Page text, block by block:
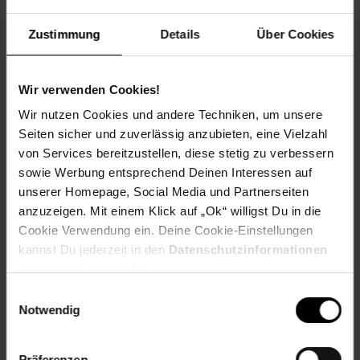
Zustimmung Details Über Cookies
Wir verwenden Cookies!
Wir nutzen Cookies und andere Techniken, um unsere
Seiten sicher und zuverlässig anzubieten, eine Vielzahl
von Services bereitzustellen, diese stetig zu verbessern
sowie Werbung entsprechend Deinen Interessen auf
unserer Homepage, Social Media und Partnerseiten
anzuzeigen. Mit einem Klick auf „Ok“ willigst Du in die
Cookie Verwendung ein. Deine Cookie-Einstellungen
kannst Du jederzeit in den Datenschutzinformationen
Notwendig
Französischer Nicoise Salat
Zum Rezept